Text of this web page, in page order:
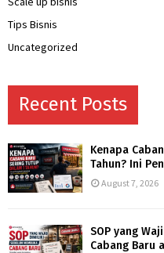
Tips Bisnis
Uncategorized
Recent Posts
Kenapa
Tahun? Ini
August 7, 2026
SOP yang
Cabang Baru